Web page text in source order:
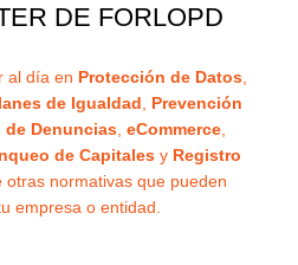
DE FORLOPD
al día en Protección de Datos,
de Igualdad, Prevención
de Denuncias, eCommerce,
de Capitalesy Registro
otras normativas que pueden
empresa o entidad.